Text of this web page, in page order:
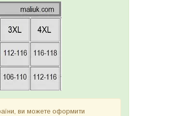
ви можете оформити